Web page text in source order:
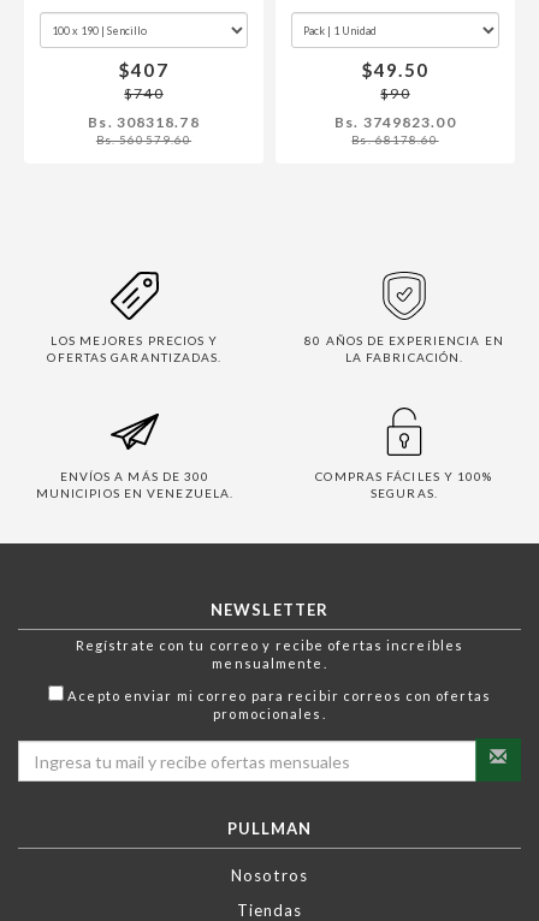
$407
$740
Bs. 308318.78
Bs. 560579.60
$49.50
$90
Bs. 3749823.00
Bs. 68178.60
LOS MEJORES PRECIOS Y
OFERTAS GARANTIZADAS.
80 AÑOS DE EXPERIENCIA EN
LA FABRICACIÓN.
ENVÍOS A MÁS DE 300
MUNICIPIOS EN VENEZUELA.
COMPRAS FÁCILES Y 100%
SEGURAS.
NEWSLETTER
Regístrate con tu correo y recibe ofertas increíbles
mensualmente.
Acepto enviar mi correo para recibir correos con ofertas
promocionales.
PULLMAN
Nosotros
Tiendas